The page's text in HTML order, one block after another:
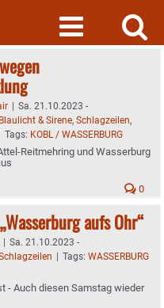
| Sa. 21.10.2023 -
Blaulicht & Sirene, Schlagzeilen,
Tags: KOBL / WASSERBURG
Reitmehring und Wasserburg
0
aufs Ohr“
| Sa. 21.10.2023 -
| Tags: WASSERBURG
- Auch diesen Samstag wieder